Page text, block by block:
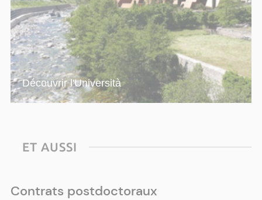
Découvrir l'Università
ET AUSSI
Contrats postdoctoraux